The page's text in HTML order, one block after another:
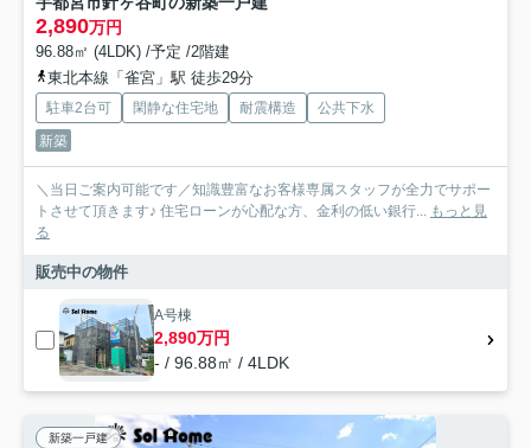
2,890万円
96.88㎡ (4LDK) /予定 /2階建
東北本線「雀宮」駅 徒歩29分
駐車2台可 閑静な住宅地 耐震構造
公共下水
新築
＼当日ご案内可能です／知識豊富なお客様専属スタッフが全力でサポー
トさせて頂きます♪ 住宅ローンが心配な方、金利の低い銀行... もっと見
る
販売中の物件
A号棟
2,890万円
- / 96.88㎡ / 4LDK
新築一戸建